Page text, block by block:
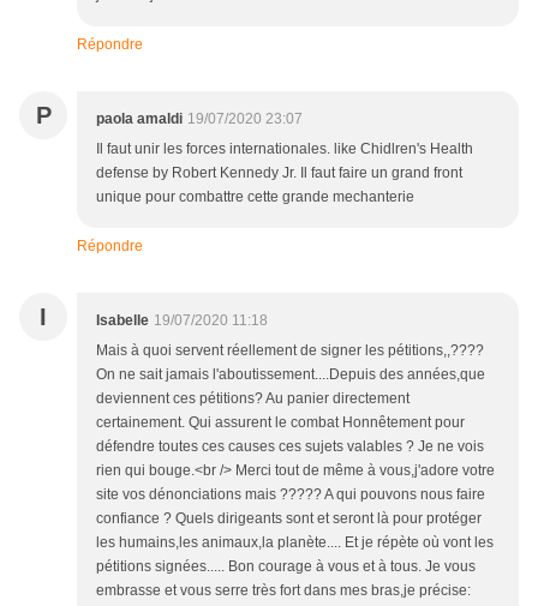
Répondre
P paola amaldi 19/07/2020 23:07
Il faut unir les forces internationales. like Chidlren's Health
defense by Robert Kennedy Jr. Il faut faire un grand front
unique pour combattre cette grande mechanterie
Répondre
I Isabelle 19/07/2020 11:18
Mais à quoi servent réellement de signer les pétitions,,????
On ne sait jamais l'aboutissement....Depuis des années,que
deviennent ces pétitions? Au panier directement
certainement. Qui assurent le combat Honnêtement pour
défendre toutes ces causes ces sujets valables ? Je ne vois
rien qui bouge.<br /> Merci tout de même à vous,j'adore votre
site vos dénonciations mais ????? A qui pouvons nous faire
confiance ? Quels dirigeants sont et seront là pour protéger
les humains,les animaux,la planète.... Et je répète où vont les
pétitions signées..... Bon courage à vous et à tous. Je vous
embrasse et vous serre très fort dans mes bras,je précise: